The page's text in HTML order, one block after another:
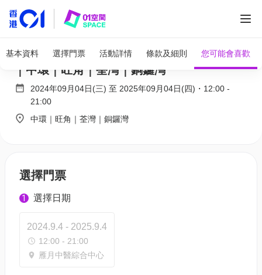
基本資料 選擇門票 活動詳情 條款及細則 您可能會喜歡
雁月中醫綜合中心 - 養生中泰按摩及Spa體驗
｜中環｜旺角｜荃灣｜銅鑼灣
2024年09月04日(三) 至 2025年09月04日(四) ・ 12:00 -
21:00
中環｜旺角｜荃灣｜銅鑼灣
選擇門票
1 選擇日期
2024.9.4 - 2025.9.4
12:00 - 21:00
雁月中醫綜合中心